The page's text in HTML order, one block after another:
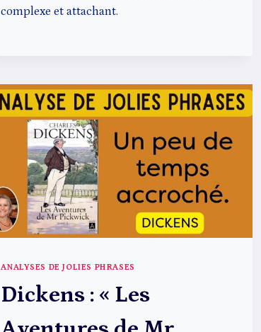
complexe et attachant.
ANALYSES DE JOLIES PHRASES
Dickens : « Les